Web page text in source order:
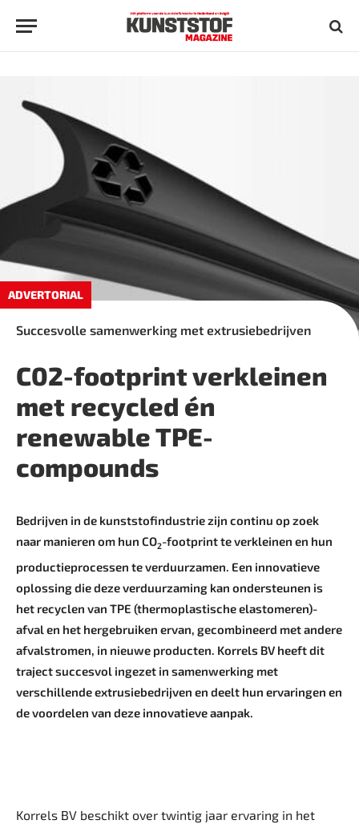
ADVERTORIAL
Succesvolle samenwerking met extrusiebedrijven
C02-footprint verkleinen
met recycled én
renewable TPE-
compounds
Bedrijven in de kunststofindustrie zijn continu op zoek
naar manieren om hun CO2-footprint te verkleinen en hun
productie­processen te verduurzamen. Een innovatieve
oplossing die deze verduurzaming kan ondersteunen is
het recyclen van TPE ­(thermo­plastische elastomeren)-
afval en het hergebruiken ervan, gecombineerd met andere
afvalstromen, in nieuwe producten. Korrels BV heeft dit
traject succesvol ingezet in samenwerking met
verschillende extrusie­bedrijven en deelt hun ervaringen en
de voordelen van deze innovatieve aanpak.
Korrels BV beschikt over twintig jaar ervaring in het